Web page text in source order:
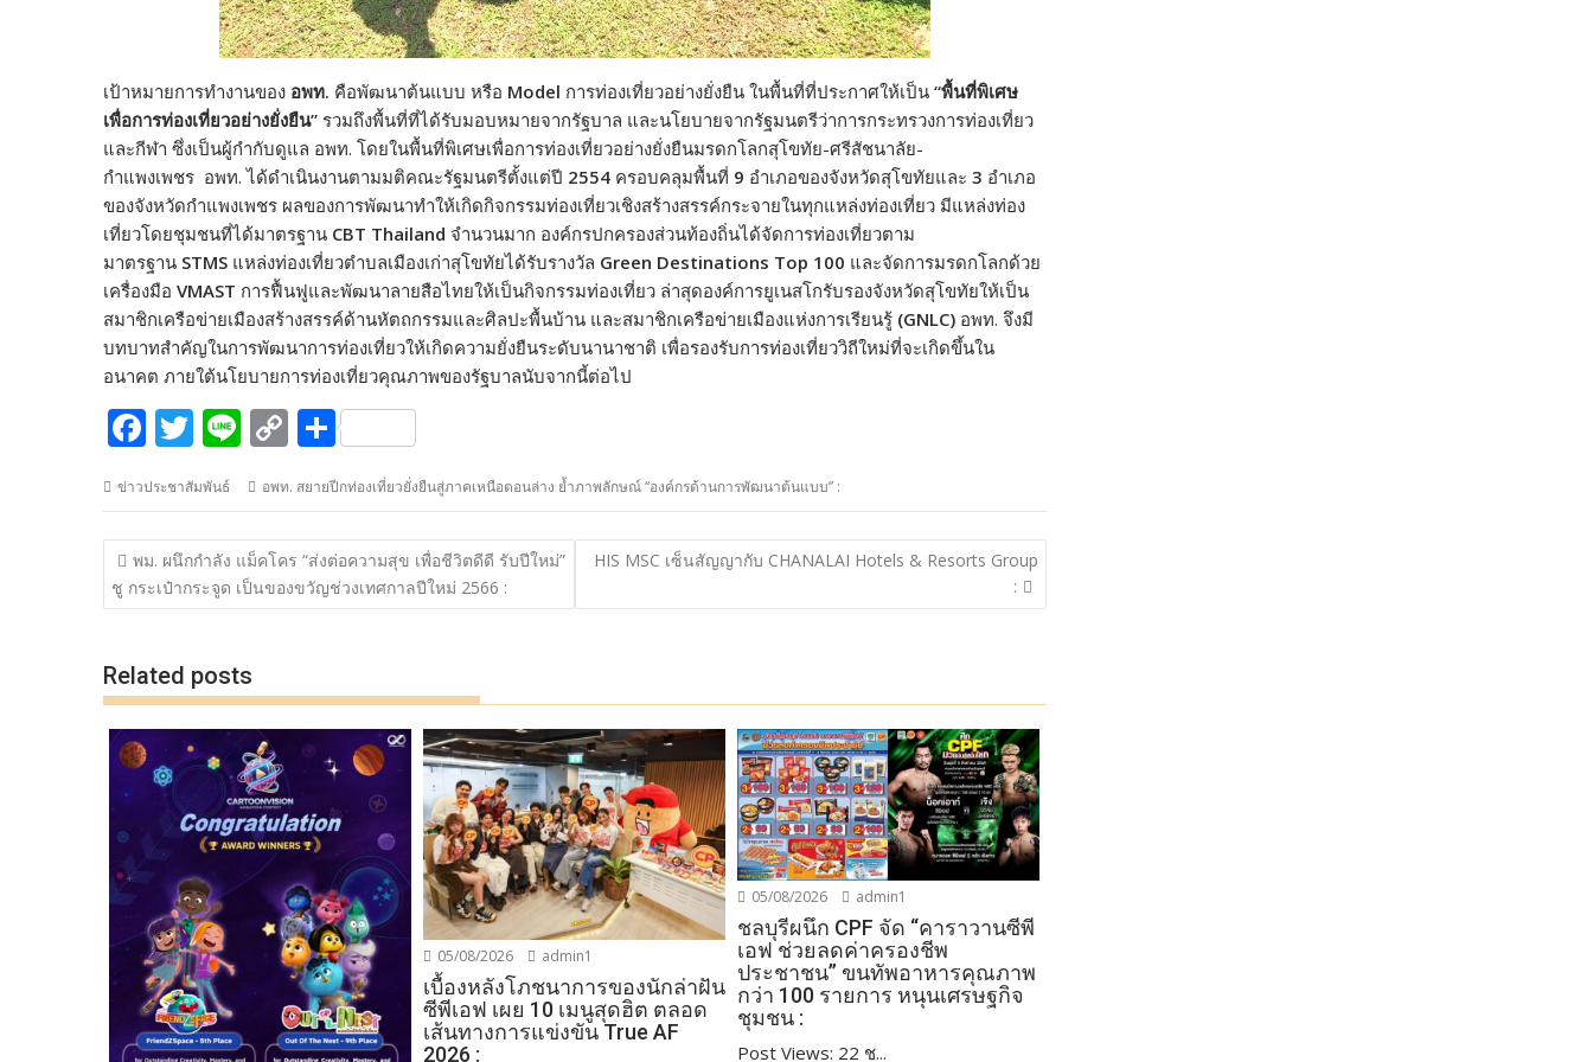
เป้าหมายการทำงานของ อพท. คือพัฒนาต้นแบบ หรือ Model การท่องเที่ยวอย่างยั่งยืน ในพื้นที่ที่ประกาศให้เป็น “พื้นที่พิเศษ
เพื่อการท่องเที่ยวอย่างยั่งยืน” รวมถึงพื้นที่ที่ได้รับมอบหมายจากรัฐบาล และนโยบายจากรัฐมนตรีว่าการกระทรวงการท่องเที่ยว
และกีฬา ซึ่งเป็นผู้กำกับดูแล อพท. โดยในพื้นที่พิเศษเพื่อการท่องเที่ยวอย่างยั่งยืนมรดกโลกสุโขทัย-ศรีสัชนาลัย-
กำแพงเพชร อพท. ได้ดำเนินงานตามมติคณะรัฐมนตรีตั้งแต่ปี 2554 ครอบคลุมพื้นที่ 9 อำเภอของจังหวัดสุโขทัยและ 3 อำเภอ
ของจังหวัดกำแพงเพชร ผลของการพัฒนาทำให้เกิดกิจกรรมท่องเที่ยวเชิงสร้างสรรค์กระจายในทุกแหล่งท่องเที่ยว มีแหล่งท่อง
เที่ยวโดยชุมชนที่ได้มาตรฐาน CBT Thailand จำนวนมาก องค์กรปกครองส่วนท้องถิ่นได้จัดการท่องเที่ยวตาม
มาตรฐาน STMS แหล่งท่องเที่ยวตำบลเมืองเก่าสุโขทัยได้รับรางวัล Green Destinations Top 100 และจัดการมรดกโลกด้วย
เครื่องมือ VMAST การฟื้นฟูและพัฒนาลายสือไทยให้เป็นกิจกรรมท่องเที่ยว ล่าสุดองค์การยูเนสโกรับรองจังหวัดสุโขทัยให้เป็น
สมาชิกเครือข่ายเมืองสร้างสรรค์ด้านหัตถกรรมและศิลปะพื้นบ้าน และสมาชิกเครือข่ายเมืองแห่งการเรียนรู้ (GNLC) อพท. จึงมี
บทบาทสำคัญในการพัฒนาการท่องเที่ยวให้เกิดความยั่งยืนระดับนานาชาติ เพื่อรองรับการท่องเที่ยววิถีใหม่ที่จะเกิดขึ้นใน
อนาคต ภายใต้นโยบายการท่องเที่ยวคุณภาพของรัฐบาลนับจากนี้ต่อไป
F
e
b
o
o
k
T
itt
er
Li
e
C
p
y
Li
n
S
ar
e
ข่าวประชาสัมพันธ์ อพท. สยายปีกท่องเที่ยวยั่งยืนสู่ภาคเหนือตอนล่าง ย้ำภาพลักษณ์ “องค์กรด้านการพัฒนาต้นแบบ” :
แนะแนว
เรื่อง
พม. ผนึกกำลัง แม็คโคร “ส่งต่อความสุข เพื่อชีวิตดีดี รับปีใหม่”
ชู กระเป๋ากระจูด เป็นของขวัญช่วงเทศกาลปีใหม่ 2566 :
HIS MSC เซ็นสัญญากับ CHANALAI Hotels & Resorts Group
:
Related posts
05/08/2026 admin1
เบื้องหลังโภชนาการของนักล่าฝัน
ซีพีเอฟ เผย 10 เมนูสุดฮิต ตลอด
เส้นทางการแข่งขัน True AF
2026 :
05/08/2026 admin1
ชลบุรีผนึก CPF จัด “คาราวานซีพี
เอฟ ช่วยลดค่าครองชีพ
ประชาชน” ขนทัพอาหารคุณภาพ
กว่า 100 รายการ หนุนเศรษฐกิจ
ชุมชน :
Post Views: 22 ช...